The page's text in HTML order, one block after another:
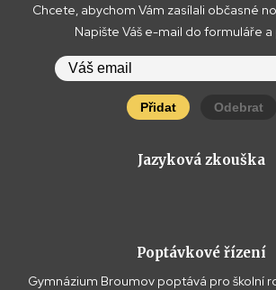
Chcete, abychom Vám zasílali občasné
Napište Váš e-mail do formuláře
Přidat Odebrat
Jazyková zkouška
Poptávkové řízení
Gymnázium Broumov poptává pro školní